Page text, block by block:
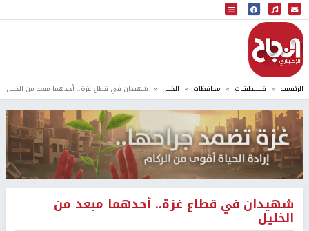
البث المباشر
إذاعة النجاح
الرئيسية فلسطينيات محافظات الخليل شهيدان في قطاع غزة.. أحدهما مبعد من الخليل
شهيدان في قطاع غزة.. أحدهما مبعد من
الخليل